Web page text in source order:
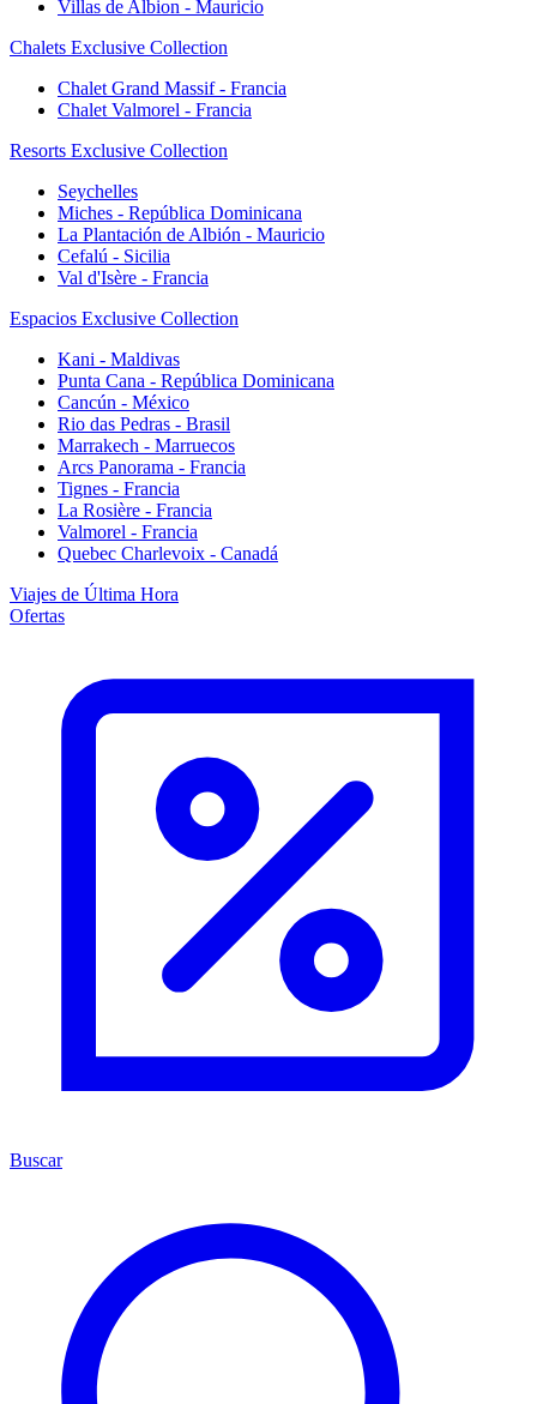
Villas de Albion - Mauricio
Chalets Exclusive Collection
Chalet Grand Massif - Francia
Chalet Valmorel - Francia
Resorts Exclusive Collection
Seychelles
Miches - República Dominicana
La Plantación de Albión - Mauricio
Cefalú - Sicilia
Val d'Isère - Francia
Espacios Exclusive Collection
Kani - Maldivas
Punta Cana - República Dominicana
Cancún - México
Rio das Pedras - Brasil
Marrakech - Marruecos
Arcs Panorama - Francia
Tignes - Francia
La Rosière - Francia
Valmorel - Francia
Quebec Charlevoix - Canadá
Viajes de Última Hora
Ofertas
Buscar